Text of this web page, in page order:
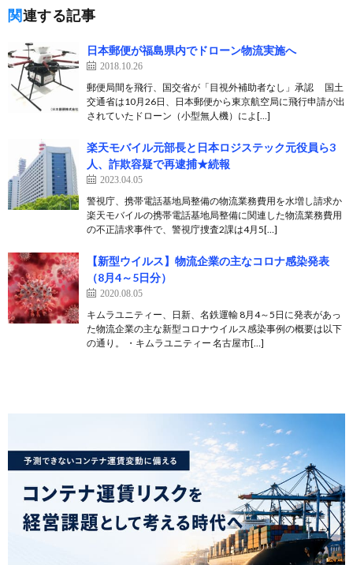
関連する記事
日本郵便が福島県内でドローン物流実施へ
2018.10.26
郵便局間を飛行、国交省が「目視外補助者なし」承認 国土
交通省は10月26日、日本郵便から東京航空局に飛行申請が出
されていたドローン（小型無人機）によ[…]
楽天モバイル元部長と日本ロジステック元役員ら3
人、詐欺容疑で再逮捕★続報
2023.04.05
警視庁、携帯電話基地局整備の物流業務費用を水増し請求か
楽天モバイルの携帯電話基地局整備に関連した物流業務費用
の不正請求事件で、警視庁捜査2課は4月5[…]
【新型ウイルス】物流企業の主なコロナ感染発表
（8月4～5日分）
2020.08.05
キムラユニティー、日新、名鉄運輸 8月4～5日に発表があっ
た物流企業の主な新型コロナウイルス感染事例の概要は以下
の通り。 ・キムラユニティー 名古屋市[…]